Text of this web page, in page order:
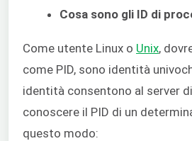
Cosa sono gli ID di
Come utente Linux o Unix,
come PID, sono identità
identità consentono al server
conoscere il PID di un
questo modo: